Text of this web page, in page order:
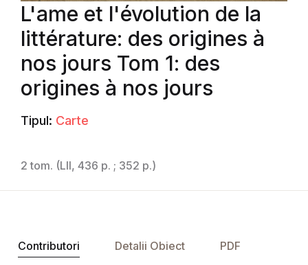
L'ame et l'évolution de la
littérature: des origines à
nos jours Tom 1: des
origines à nos jours
Tipul: Carte
2 tom. (LII, 436 p. ; 352 p.)
Contributori Detalii Obiect PDF